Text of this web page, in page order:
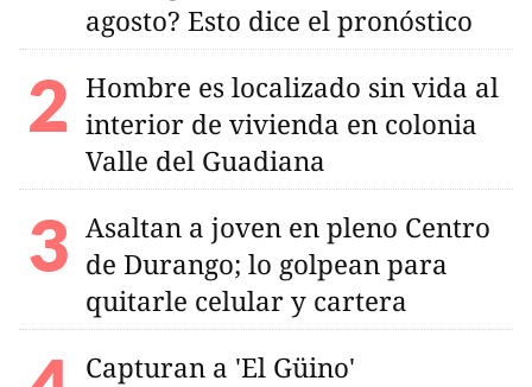
agosto? Esto dice el pronóstico
Hombre es localizado sin vida al
interior de vivienda en colonia
Valle del Guadiana
Asaltan a joven en pleno Centro
de Durango; lo golpean para
quitarle celular y cartera
Capturan a 'El Güino'